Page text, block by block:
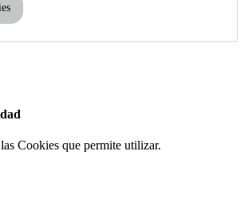
Cookies que permite utilizar.